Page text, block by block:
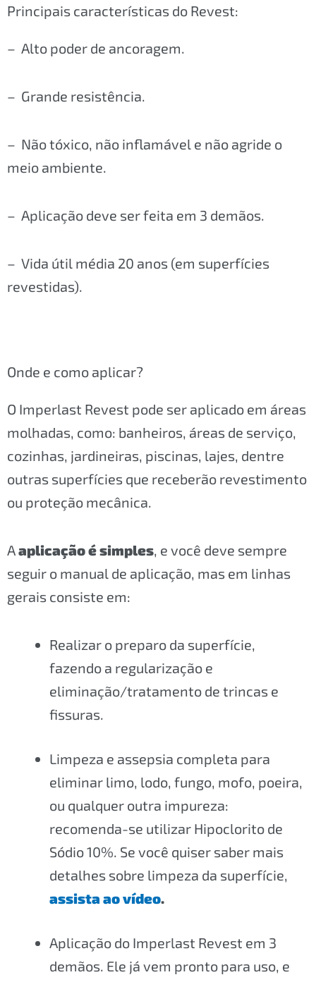
Principais características do Revest:
– Alto poder de ancoragem.
– Grande resistência.
– Não tóxico, não inflamável e não agride o
meio ambiente.
– Aplicação deve ser feita em 3 demãos.
– Vida útil média 20 anos (em superfícies
revestidas).
Onde e como aplicar?
O Imperlast Revest pode ser aplicado em áreas
molhadas, como: banheiros, áreas de serviço,
cozinhas, jardineiras, piscinas, lajes, dentre
outras superfícies que receberão revestimento
ou proteção mecânica.
Aaplicação é simples, e você deve sempre
seguir o manual de aplicação, mas em linhas
gerais consiste em:
Realizar o preparo da superfície,
fazendo a regularização e
eliminação/tratamento de trincas e
fissuras.
Limpeza e assepsia completa para
eliminar limo, lodo, fungo, mofo, poeira,
ou qualquer outra impureza:
recomenda-se utilizar Hipoclorito de
Sódio 10%. Se você quiser saber mais
detalhes sobre limpeza da superfície,
assista ao vídeo.
Aplicação do Imperlast Revest em 3
demãos. Ele já vem pronto para uso, e